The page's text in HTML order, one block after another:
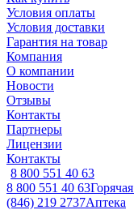
Условия оплаты
Условия доставки
Гарантия на товар
Компания
О компании
Новости
Отзывы
Контакты
Партнеры
Лицензии
Контакты
8 800 551 40 63
8 800 551 40 63
(846) 219 2737Аптека